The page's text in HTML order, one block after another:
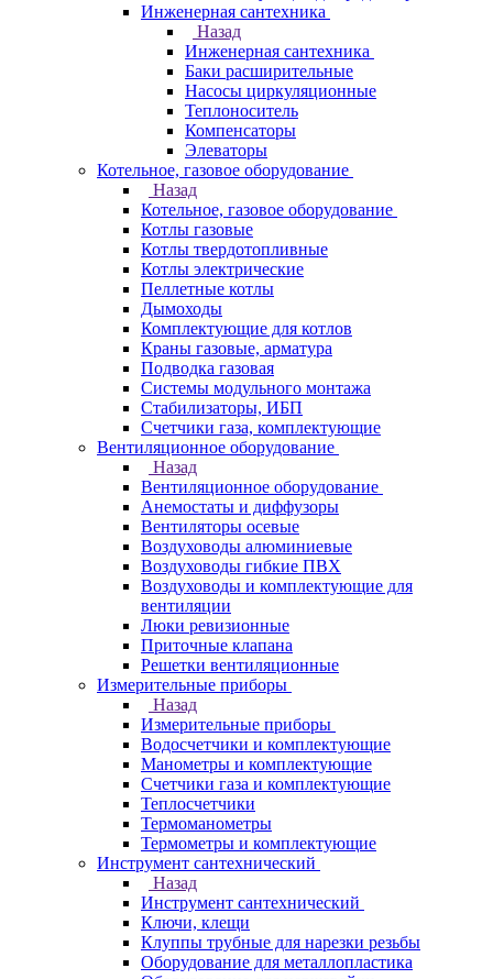
Инженерная сантехника
Назад
Инженерная сантехника
Баки расширительные
Насосы циркуляционные
Теплоноситель
Компенсаторы
Элеваторы
Котельное, газовое оборудование
Назад
Котельное, газовое оборудование
Котлы газовые
Котлы твердотопливные
Котлы электрические
Пеллетные котлы
Дымоходы
Комплектующие для котлов
Краны газовые, арматура
Подводка газовая
Системы модульного монтажа
Стабилизаторы, ИБП
Счетчики газа, комплектующие
Вентиляционное оборудование
Назад
Вентиляционное оборудование
Анемостаты и диффузоры
Вентиляторы осевые
Воздуховоды алюминиевые
Воздуховоды гибкие ПВХ
Воздуховоды и комплектующие для
вентиляции
Люки ревизионные
Приточные клапана
Решетки вентиляционные
Измерительные приборы
Назад
Измерительные приборы
Водосчетчики и комплектующие
Манометры и комплектующие
Счетчики газа и комплектующие
Теплосчетчики
Термоманометры
Термометры и комплектующие
Инструмент сантехнический
Назад
Инструмент сантехнический
Ключи, клещи
Клуппы трубные для нарезки резьбы
Оборудование для металлопластика